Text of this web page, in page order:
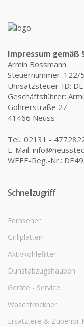
Impressum gemäß
Armin Bossmann
Steuernummer: 122/
Umsatzsteuer-ID:
Geschäftsführer:
Gohrerstraße 27
41466 Neuss
Tel.: 02131 -
E-Mail:
WEEE-Reg.-Nr.:
Schnellzugriff
Fernseher
Grillplatten
Aktivkohlefilter
Dunstabzugshauben
Geräte - Service
Waschtrockner
Ersatzteile & Zubehör